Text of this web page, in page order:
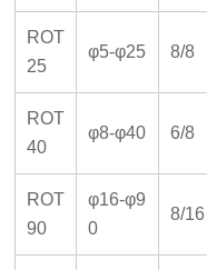
ROT
25
φ5-φ25 8/8
ROT
40
φ8-φ40 6/8
ROT
90
φ16-φ9
0
8/